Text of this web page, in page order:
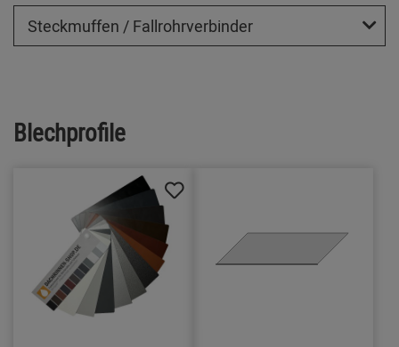
Steckmuffen / Fallrohrverbinder
Blechprofile